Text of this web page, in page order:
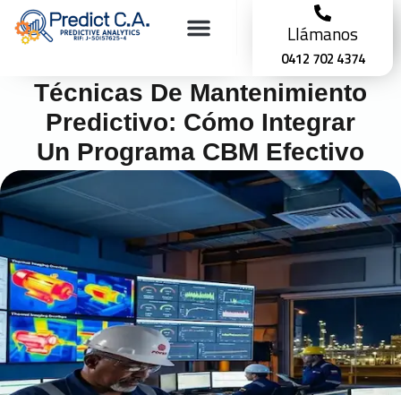
Llámanos
0412 702 4374
Técnicas De Mantenimiento
Predictivo: Cómo Integrar
Un Programa CBM Efectivo